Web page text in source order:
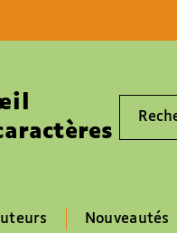
livre,
Nouveautés